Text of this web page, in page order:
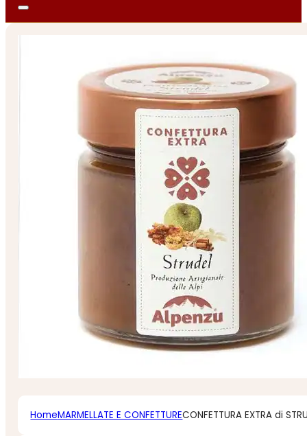
HomeMARMELLATE E CONFETTURECONFETTURA EXTRA di